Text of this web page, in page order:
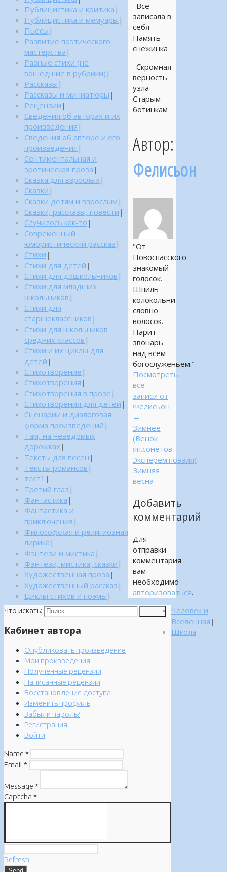
Все
записала в
себя
Память –
снежинка
Скромная
верность
узла
Старым
ботинкам
Автор:
Фелисьон
"От
Новоспасского
знакомый
голосок.
Шпиль
колокольни
словно
волосок.
Парит
звонарь
над всем
богослуженьем."
Посмотреть
все
записи от
Фелисьон
→
Зимнее
(Венок
яп.сонетов.
Эксперем.поэзия)
Зимняя
весна
Добавить
комментарий
Для
отправки
комментария
вам
необходимо
авторизоваться.
Что искать:
Кабинет автора
Опубликовать произведение
Мои произведения
Полученные рецензии
Написанные рецензии
Восстановление доступа
Изменить профиль
Забыли пароль?
Регистрация
Войти
Name *
Email *
Message *
Captcha *
Refresh
Публицистика и критика |
Публицистика и мемуары |
Пьесы |
Развитие поэтического
мастерства |
Разные стихи (не
вошедшие в рубрики) |
Рассказы |
Рассказы и миниатюры |
Рецензии |
Сведения об авторах и их
произведения |
Сведения об авторе и его
произведения |
Сентиментальная и
эротическая проза |
Сказка для взрослых |
Сказки |
Сказки детям и взрослым |
Сказки, рассказы, повести |
Случилось как-то |
Современный
юмористический рассказ |
Стихи |
Стихи для детей |
Стихи для дошкольников |
Стихи для младших
школьников |
Стихи для
старшеклассников |
Стихи для школьников
средних классов |
Стихи и их циклы для
детей |
Стихотворение |
Стихотворения |
Стихотворения в прозе |
Стихотворения для детей |
Сценарии и диалоговая
форма произведений |
Там, на неведомых
дорожках |
Тексты для песен |
Тексты романсов |
тест1 |
Третий глаз |
Фантастика |
Фантастика и
приключения |
Философская и религиозная
лирика |
Фэнтези и мистика |
Фэнтези, мистика, сказки |
Художественная проза |
Художественный рассказ |
Циклы стихов и поэмы |
Человек и
Вселенная |
Школа